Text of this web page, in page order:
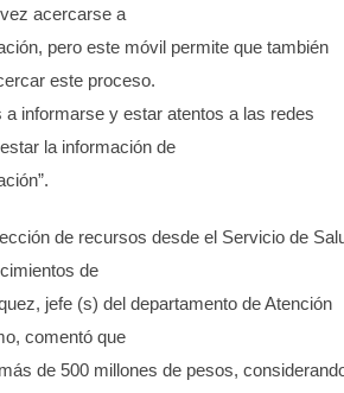
acercarse a
pero este móvil permite que también
este proceso.
informarse y estar atentos a las redes
la información de
de recursos desde el Servicio de
de
jefe (s) del departamento de Atención
comentó que
de 500 millones de pesos,